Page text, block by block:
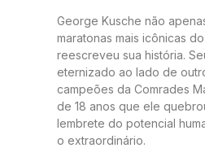
George Kusche não
maratonas mais icônicas
reescreveu sua história.
eternizado ao lado de
campeões da Comrades
de 18 anos que ele
lembrete do potencial
o extraordinário.